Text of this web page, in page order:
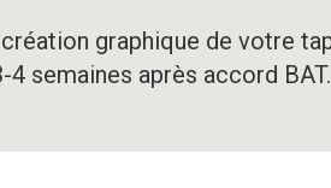
graphique de votre
semaines après accord BAT.